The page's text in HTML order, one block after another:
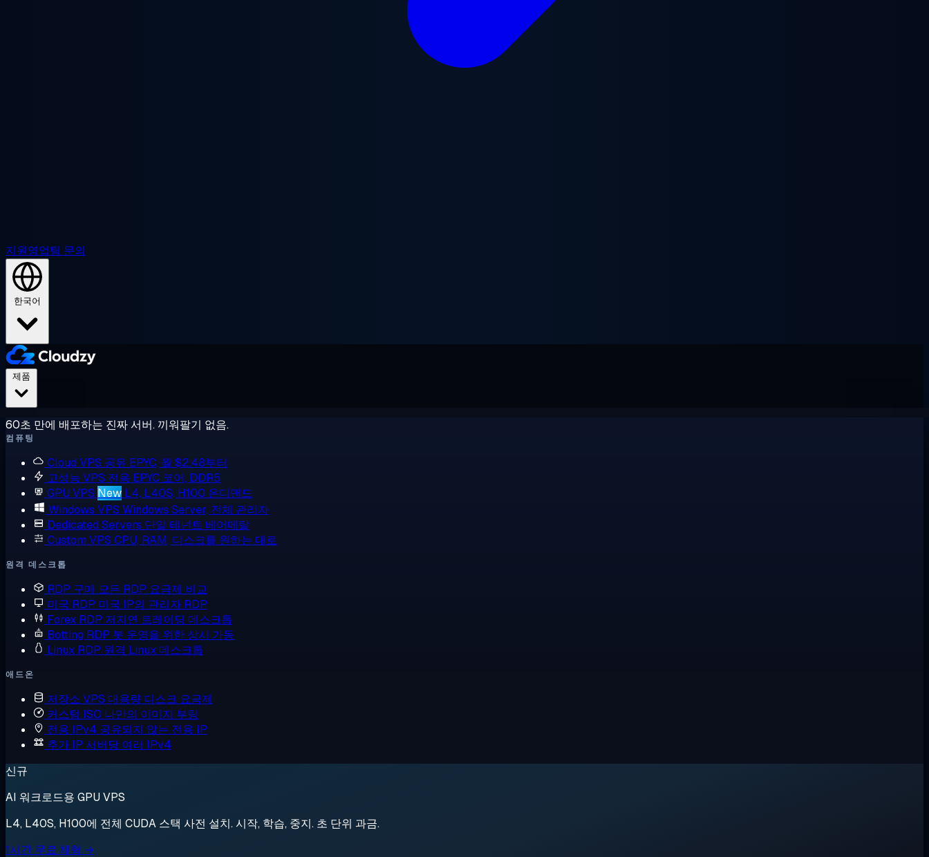
지원영업팀 문의
한국어
60초 만에 배포하는 진짜 서버. 끼워팔기 없음.
컴퓨팅
Cloud VPS 공유 EPYC, 월 $2.48부터
고성능 VPS 전용 EPYC 코어, DDR5
GPU VPS New L4, L40S, H100 온디맨드
Windows VPS Windows Server, 전체 관리자
Dedicated Servers 단일 테넌트 베어메탈
Custom VPS CPU, RAM, 디스크를 원하는 대로
원격 데스크톱
RDP 구매 모든 RDP 요금제 비교
미국 RDP 미국 IP의 관리자 RDP
Forex RDP 저지연 트레이딩 데스크톱
Botting RDP 봇 운영을 위한 상시 가동
Linux RDP 원격 Linux 데스크톱
애드온
저장소 VPS 대용량 디스크 요금제
커스텀 ISO 나만의 이미지 부팅
전용 IPv4 공유되지 않는 전용 IP
추가 IP 서버당 여러 IPv4
신규
AI 워크로드용 GPU VPS
L4, L40S, H100에 전체 CUDA 스택 사전 설치. 시작, 학습, 중지. 초 단위 과금.
1시간 무료 체험 →